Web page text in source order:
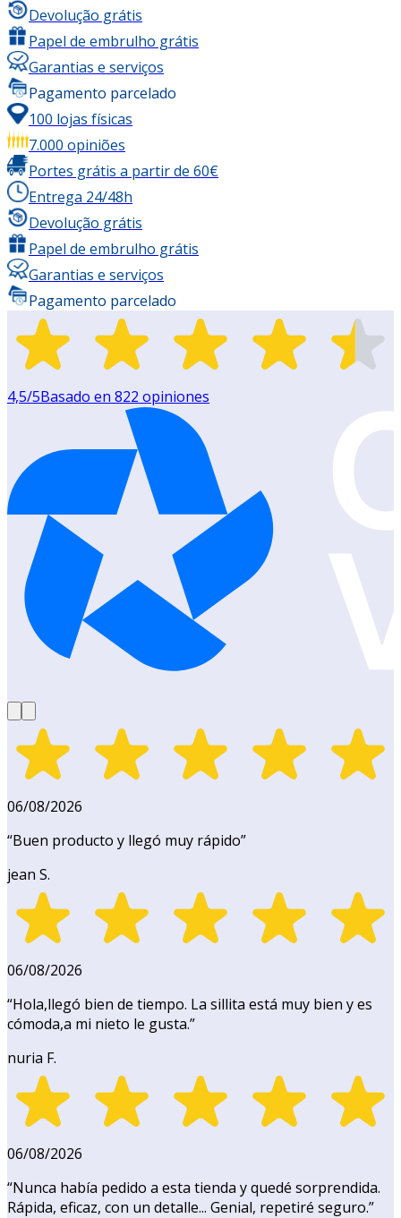
Devolução grátis
Papel de embrulho grátis
Garantias e serviços
Pagamento parcelado
100 lojas físicas
7.000 opiniões
Portes grátis a partir de 60€
Entrega 24/48h
Devolução grátis
Papel de embrulho grátis
Garantias e serviços
Pagamento parcelado
4,5/5Basado en 822 opiniones
06/08/2026
“Buen producto y llegó muy rápido”
jean S.
06/08/2026
“Hola,llegó bien de tiempo. La sillita está muy bien y es
cómoda,a mi nieto le gusta.”
nuria F.
06/08/2026
“Nunca había pedido a esta tienda y quedé sorprendida.
Rápida, eficaz, con un detalle... Genial, repetiré seguro.”